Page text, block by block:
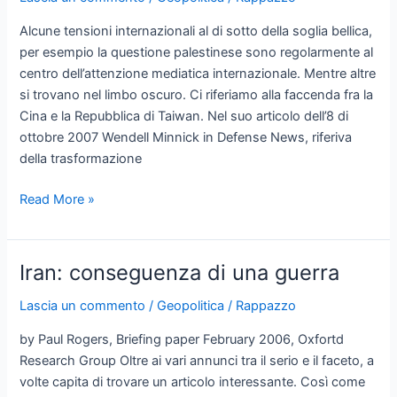
Alcune tensioni internazionali al di sotto della soglia bellica,
per esempio la questione palestinese sono regolarmente al
centro dell’attenzione mediatica internazionale. Mentre altre
si trovano nel limbo oscuro. Ci riferiamo alla faccenda fra la
Cina e la Repubblica di Taiwan. Nel suo articolo dell’8 di
ottobre 2007 Wendell Minnick in Defense News, riferiva
della trasformazione
Growing
Muscle
Read More »
Iran: conseguenza di una guerra
Lascia un commento /Geopolitica / Rappazzo
by Paul Rogers, Briefing paper February 2006, Oxfortd
Research Group Oltre ai vari annunci tra il serio e il faceto, a
volte capita di trovare un articolo interessante. Così come